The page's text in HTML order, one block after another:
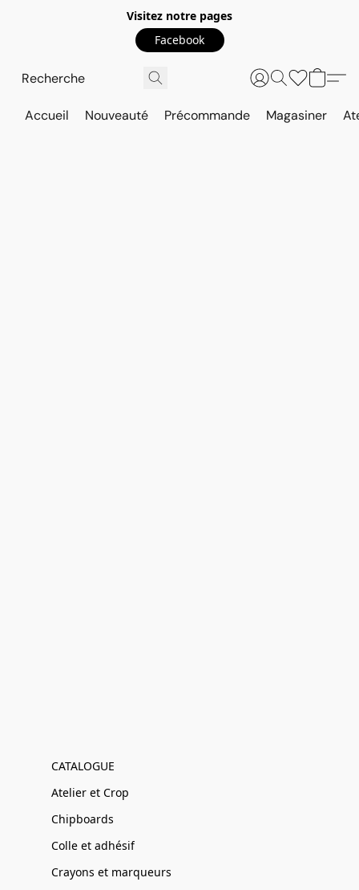
Visitez notre pages
Facebook
Accueil Nouveauté Précommande Magasiner
CATALOGUE
Atelier et Crop
Chipboards
Colle et adhésif
Crayons et marqueurs